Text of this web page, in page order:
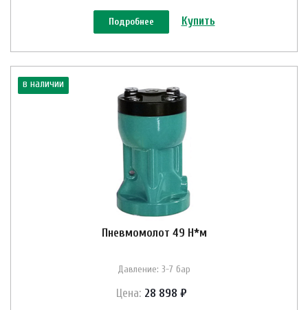
Подробнее Купить
в наличии
Пневмомолот 49 Н*м
Давление: 3-7 бар
Цена: 28 898 ₽